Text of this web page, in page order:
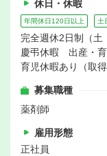
休日・休暇
年間休日120日以上 土
完全週休2日制（
慶弔休暇 出産・
育児休暇あり（取得
募集職種
薬剤師
雇用形態
正社員